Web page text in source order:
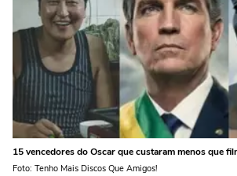
15 vencedores do Oscar que custaram menos que
Foto: Tenho Mais Discos Que Amigos!